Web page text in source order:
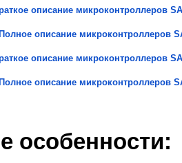
описание микроконтроллеров
Полное описание микроконтроллеров
описание микроконтроллеров
Полное описание микроконтроллеров
особенности: